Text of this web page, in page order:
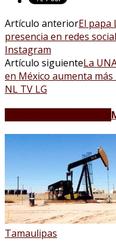
Artículo anteriorEl papa
presencia en redes
Instagram
Artículo siguienteLa
en México aumenta
NL TV LG
Tamaulipas